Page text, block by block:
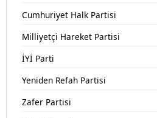
Cumhuriyet Halk Partisi
Milliyetçi Hareket Partisi
İYİ Parti
Yeniden Refah Partisi
Zafer Partisi